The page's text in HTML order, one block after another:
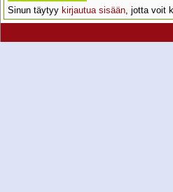
Sinun täytyy kirjautua sisään, jotta voit